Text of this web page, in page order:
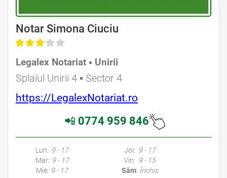
Notar Simona Ciuciu
Legalex Notariat ▪︎ Unirii
Splaiul Unirii 4 ▪︎ Sector 4
https://LegalexNotariat.ro
📲 0774 959 846
Avocati Bucuresti • Cabinete Avocatura Bucuresti • Avocati Specializati Bucuresti • Avocat Bun Bucuresti • Avocat Bucuresti • Bucuresti Avocat • Avocat
Lun: 9 - 17
Mar: 9 - 17
Mie: 9 - 17
Joi: 9 - 17
Vin: 9 - 15
Sâm: Închis